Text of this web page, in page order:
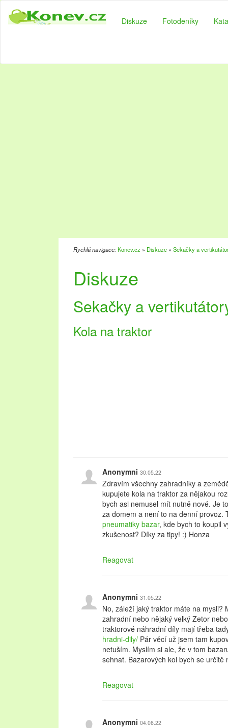
Diskuze Fotodeníky
Rychlá navigace:Konev.cz » Diskuze » Sekačky a
Diskuze
Sekačky a
Kola na traktor
Anonymni 30.05.22
Zdravím všechny zahradníky a
kupujete kola na traktor za nějakou
bych asi nemusel mít nutně nové. Je
za domem a není to na denní provoz.
pneumatiky bazar, kde bych to koupil
zkušenost? Díky za tipy! :) Honza
Reagovat
Anonymni 31.05.22
No, záleží jaký traktor máte na mysli?
zahradní nebo nějaký velký Zetor
traktorové náhradní díly mají třeba
hradni-dily/ Pár věcí už jsem tam
netuším. Myslím si ale, že v tom
sehnat. Bazarových kol bych se určitě
Reagovat
Anonymni 04.06.22